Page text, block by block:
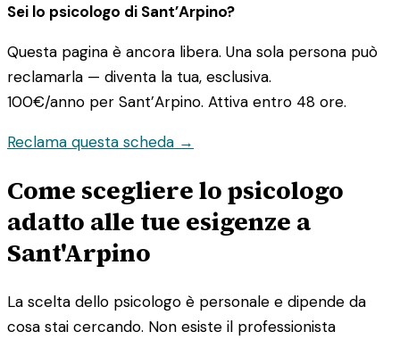
Sei lo psicologo di Sant’Arpino?
Questa pagina è ancora libera. Una sola persona può
reclamarla — diventa la tua, esclusiva.
100€/anno per Sant’Arpino. Attiva entro 48 ore.
Reclama questa scheda →
Come scegliere lo psicologo
adatto alle tue esigenze a
Sant'Arpino
La scelta dello psicologo è personale e dipende da
cosa stai cercando. Non esiste il professionista